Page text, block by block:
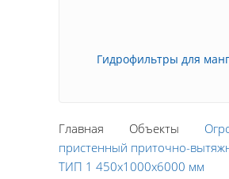
Гидрофильтры для
Главная Объекты
пристенный приточно-
ТИП 1 450х1000х6000 мм